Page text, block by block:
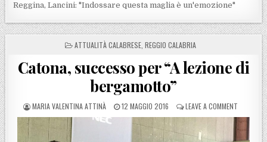
Reggina, Lancini: "Indossare questa maglia è un'emozione"
POSTED IN
ATTUALITÀ CALABRESE REGGIO CALABRIA
Catona, successo per “A lezione di
bergamotto”
POSTED BY
MARIA VALENTINA ATTINÀ POSTED ON
12 MAGGIO 2016 LEAVE A COMMENT ON